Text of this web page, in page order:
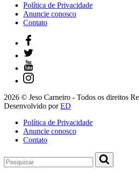
Política de Privacidade
Anuncie conosco
Contato
2026 © Jeso Carneiro - Todos os direitos
Desenvolvido porED
Política de Privacidade
Anuncie conosco
Contato